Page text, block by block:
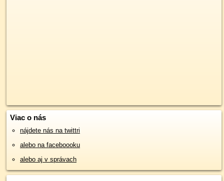
Viac o nás
nájdete nás na twittri
alebo na faceboooku
alebo aj v správach